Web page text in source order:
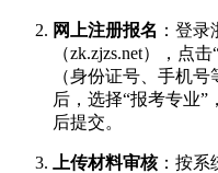
网上注册报名 ：登
（zk.zjzs.net），点
（身份证号、手机
后，选择“报考专业
后提交。
上传材料审核：按系